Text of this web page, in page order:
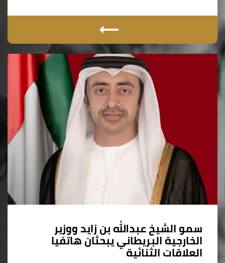
سمو الشيخ عبدالله بن زايد ووزير
الخارجية البريطاني يبحثان هاتفيا
العلاقات الثنائية